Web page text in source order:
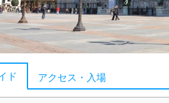
ド アクセス・入場